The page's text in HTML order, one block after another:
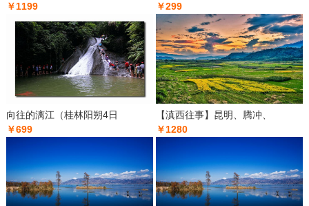
￥1199
￥299
向往的漓江（桂林阳朔4日
￥699
【滇西往事】昆明、腾冲、
￥1280